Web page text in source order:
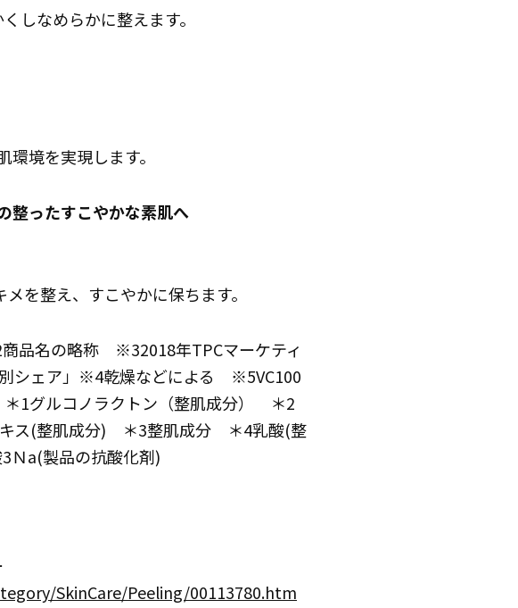
しなめらかに整えます。
境を実現します。
整ったすこやかな素肌へ
を整え、すこやかに保ちます。
品名の略称 ※32018年TPCマーケティ
シェア」※4乾燥などによる ※5VC100
1グルコノラクトン（整肌成分） ＊2
キス(整肌成分) ＊3整肌成分 ＊4乳酸(整
Ｎa(製品の抗酸化剤)
SkinCare/Peeling/00113780.htm